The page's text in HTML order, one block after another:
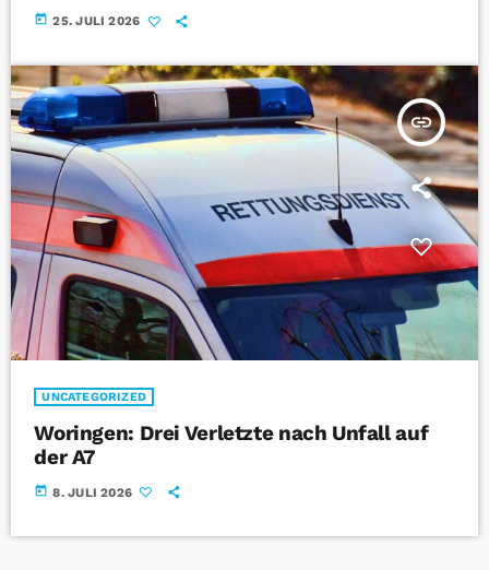
today 25. JULI 2026
insert_link
UNCATEGORIZED
Woringen: Drei Verletzte nach Unfall auf
der A7
today 8. JULI 2026